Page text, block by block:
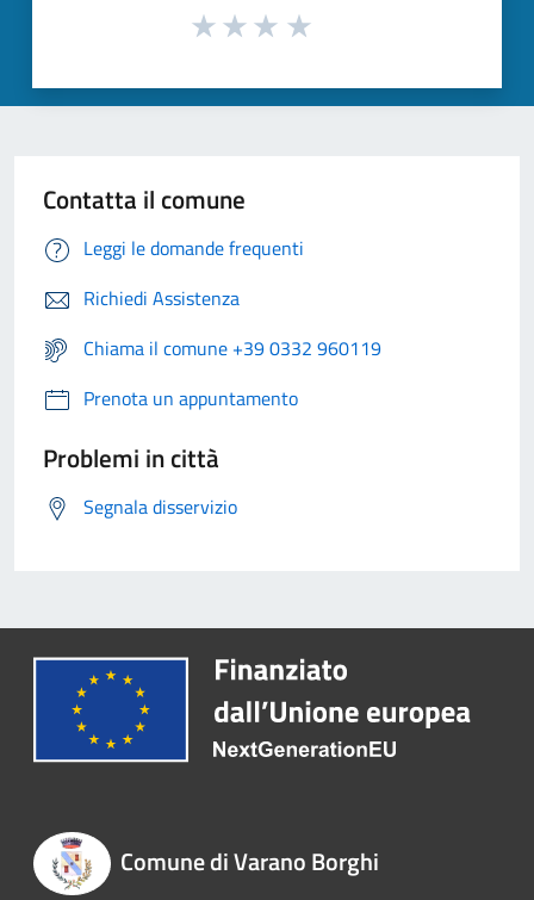
Contatta il comune
Leggi le domande frequenti
Richiedi Assistenza
Chiama il comune +39 0332 960119
Prenota un appuntamento
Problemi in città
Segnala disservizio
Comune di Varano Borghi